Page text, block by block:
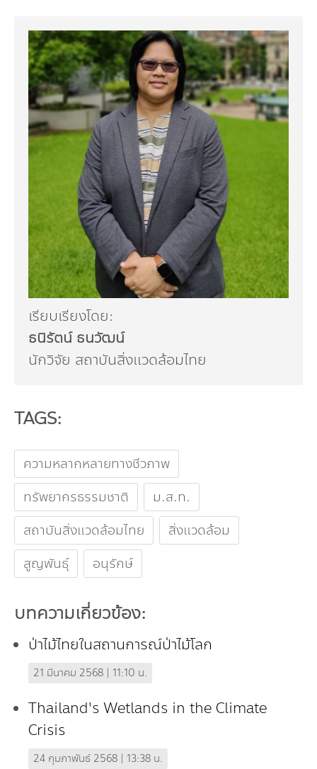
เรียบเรียงโดย:
ธนิรัตน์ ธนวัฒน์
นักวิจัย สถาบันสิ่งแวดล้อมไทย
TAGS:
ความหลากหลายทางชีวภาพ
ทรัพยากรธรรมชาติ
ม.ส.ท.
สถาบันสิ่งแวดล้อมไทย
สิ่งแวดล้อม
สูญพันธุ์
อนุรักษ์
บทความเกี่ยวข้อง:
ป่าไม้ไทยในสถานการณ์ป่าไม้โลก
21 มีนาคม 2568 | 11:10 น.
Thailand's Wetlands in the Climate
Crisis
24 กุมภาพันธ์ 2568 | 13:38 น.